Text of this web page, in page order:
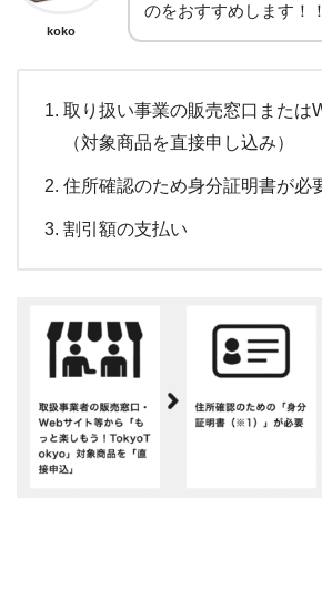
koko
のをおすすめします！！
取り扱い事業の販売窓口または
（対象商品を直接申し込み）
住所確認のため身分証明書が必
割引額の支払い